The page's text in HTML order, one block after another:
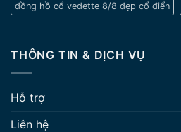
đồng hồ cổ vedette 8/8 đẹp cổ điển
THÔNG TIN & DỊCH VỤ
Hỗ trợ
Liên hệ